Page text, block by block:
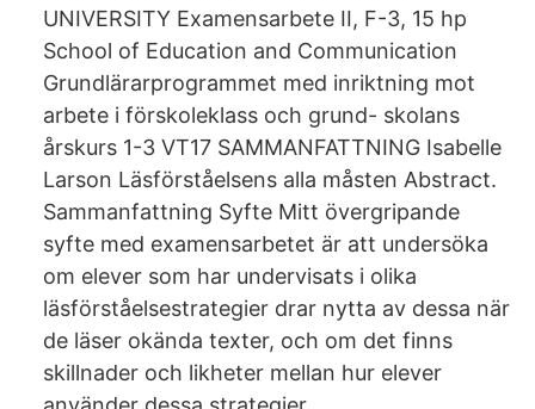
UNIVERSITY Examensarbete II, F-3, 15 hp
School of Education and Communication
Grundlärarprogrammet med inriktning mot
arbete i förskoleklass och grund- skolans
årskurs 1-3 VT17 SAMMANFATTNING Isabelle
Larson Läsförståelsens alla måsten Abstract.
Sammanfattning Syfte Mitt övergripande
syfte med examensarbetet är att undersöka
om elever som har undervisats i olika
läsförståelsestrategier drar nytta av dessa när
de läser okända texter, och om det finns
skillnader och likheter mellan hur elever